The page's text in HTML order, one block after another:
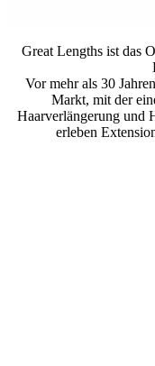
Great Lengths ist das
Vor mehr als 30
Markt, mit der
Haarverlängerung und
erleben